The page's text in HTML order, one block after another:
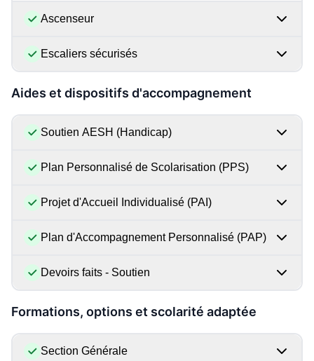
Ascenseur
Escaliers sécurisés
Aides et dispositifs d'accompagnement
Soutien AESH (Handicap)
Plan Personnalisé de Scolarisation (PPS)
Projet d'Accueil Individualisé (PAI)
Plan d'Accompagnement Personnalisé (PAP)
Devoirs faits - Soutien
Formations, options et scolarité adaptée
Section Générale